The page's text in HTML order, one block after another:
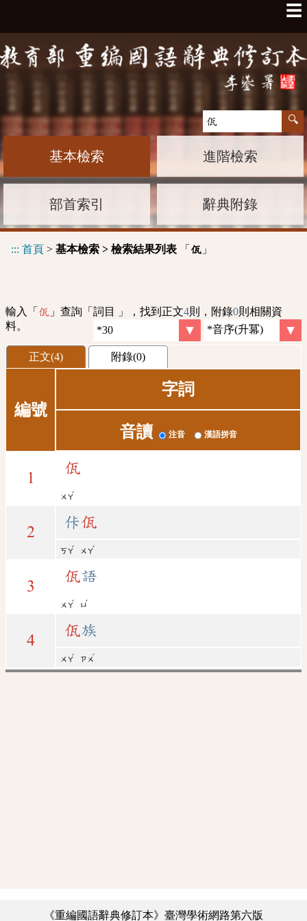
☰
基本檢索 進階檢索
部首索引 辭典附錄
::: 首頁 > 基本檢索 > 檢索結果列表 「 佤 」
輸入「 佤 」查詢「詞目 」，找到正文4則，附錄0則相關資
料。
正文(4) 附錄(0)
編號
字詞
音讀 注音 漢語拼音
1
佤
ㄨㄚ
ˇ
2
佧佤
ㄎㄚ
ˇ
ㄨㄚ
ˇ
3
佤語
ㄨㄚ
ˇ
ㄩ
ˇ
4
佤族
ㄨㄚ
ˇ
ㄗㄨ
ˊ
《重編國語辭典修訂本》臺灣學術網路第六版